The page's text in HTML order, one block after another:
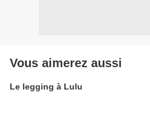
Vous aimerez aussi
Le legging à Lulu